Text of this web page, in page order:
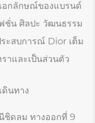
อกลักษณ์ของแบรนด์
ชั่น ศิลปะ วัฒนธรรม
ะสบการณ์ Dior เต็ม
าและเป็นส่วนตัว
ดินทาง
ชิดลม ทางออกที่ 9